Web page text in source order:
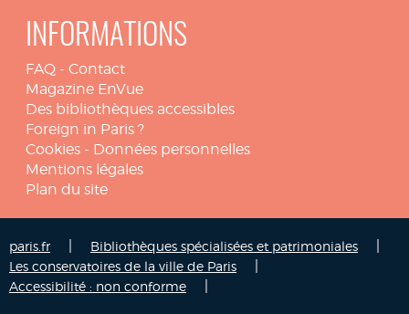
INFORMATIONS
FAQ - Contact
Magazine EnVue
Des bibliothèques accessibles
Foreign in Paris ?
Cookies - Données personnelles
Mentions légales
Plan du site
paris.fr Bibliothèques spécialisées et patrimoniales
Les conservatoires de la ville de Paris
Accessibilité : non conforme